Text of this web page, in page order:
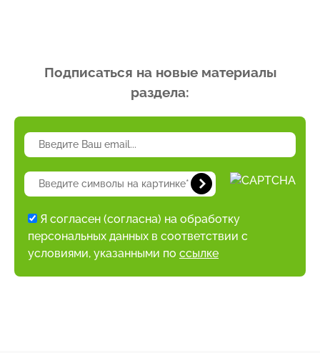
Подписаться на новые материалы
раздела:
Я согласен (согласна) на обработку
персональных данных в соответствии с
условиями, указанными по ссылке